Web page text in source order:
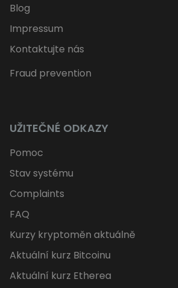
Blog
Impressum
Kontaktujte nás
Fraud prevention
UŽITEČNÉ ODKAZY
Pomoc
Stav systému
Complaints
FAQ
Kurzy kryptoměn aktuálně
Aktuální kurz Bitcoinu
Aktuální kurz Etherea